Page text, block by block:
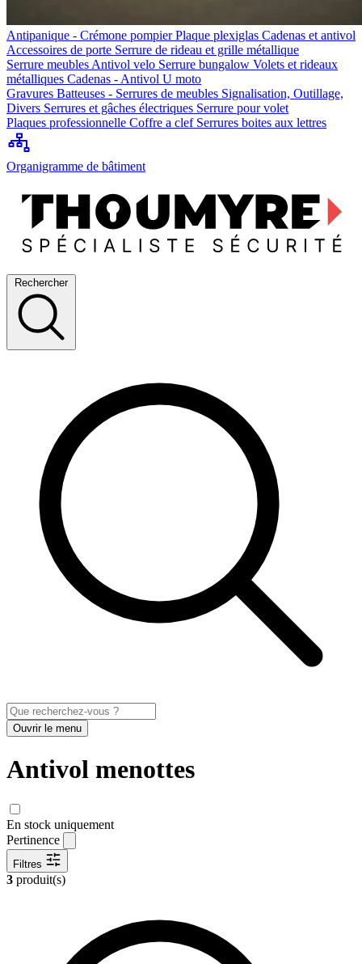
Antipanique - Crémone pompierPlaque plexiglas Cadenas et antivol
Accessoires de porte Serrure de rideau et grille métallique
Serrure meubles Antivol velo Serrure bungalow Volets et rideaux
métalliques Cadenas - Antivol U moto
Gravures Batteuses - Serrures de meubles Signalisation, Outillage,
Divers Serrures et gâches électriques Serrure pour volet
Plaques professionnelle Coffre a clef Serrures boites aux lettres
Organigramme de bâtiment
Rechercher
Ouvrir le menu
Antivol menottes
En stock uniquement
Pertinence
Filtres
3 produit(s)